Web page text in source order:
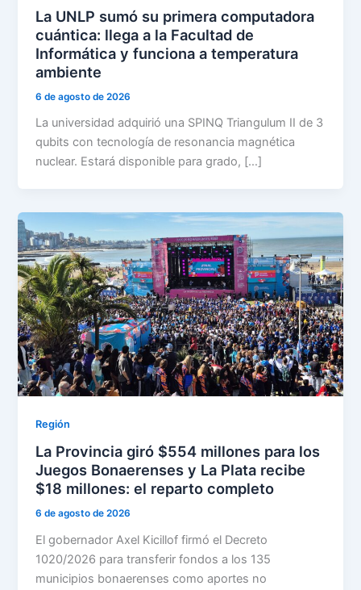
La UNLP sumó su primera computadora
cuántica: llega a la Facultad de
Informática y funciona a temperatura
ambiente
6 de agosto de 2026
La universidad adquirió una SPINQ Triangulum II de 3
qubits con tecnología de resonancia magnética
nuclear. Estará disponible para grado, […]
Región
La Provincia giró $554 millones para los
Juegos Bonaerenses y La Plata recibe
$18 millones: el reparto completo
6 de agosto de 2026
El gobernador Axel Kicillof firmó el Decreto
1020/2026 para transferir fondos a los 135
municipios bonaerenses como aportes no